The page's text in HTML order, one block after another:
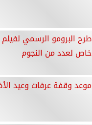
طرح البرومو الرسمي
خاص لعدد من النجوم
موعد وقفة عرفات وعيد